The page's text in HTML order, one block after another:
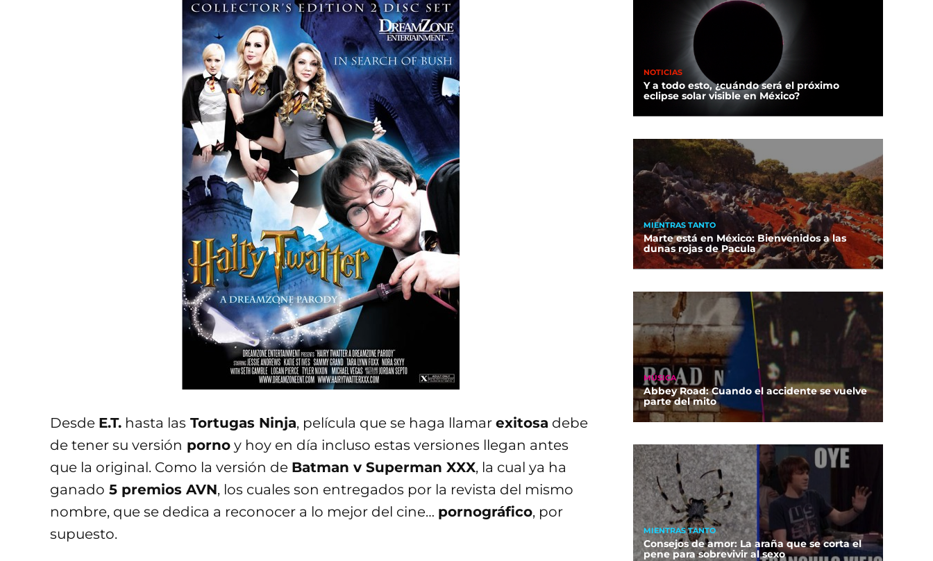
Desde E.T. hasta las Tortugas Ninja, película que se haga llamar exitosa debe
de tener su versión porno y hoy en día incluso estas versiones llegan antes
que la original. Como la versión de Batman v Superman XXX, la cual ya ha
ganado 5 premios AVN, los cuales son entregados por la revista del mismo
nombre, que se dedica a reconocer a lo mejor del cine… pornográfico, por
supuesto.
NOTICIAS
Y a todo esto, ¿cuándo será el próximo
eclipse solar visible en México?
MIENTRAS TANTO
Marte está en México: Bienvenidos a las
dunas rojas de Pacula
MÚSICA
Abbey Road: Cuando el accidente se vuelve
parte del mito
MIENTRAS TANTO
Consejos de amor: La araña que se corta el
pene para sobrevivir al sexo